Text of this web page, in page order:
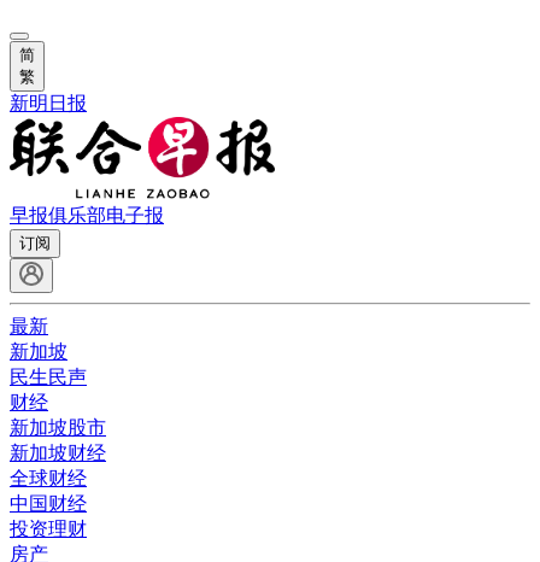
简
繁
新明日报
早报俱乐部电子报
订阅
最新
新加坡
民生民声
财经
新加坡股市
新加坡财经
全球财经
中国财经
投资理财
房产